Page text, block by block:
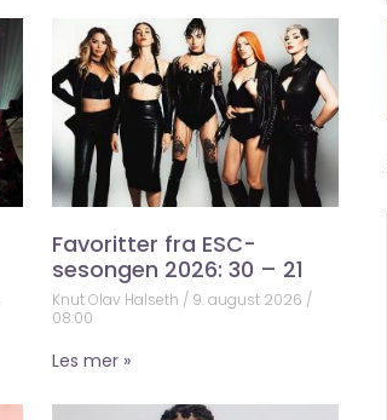
Favoritter fra ESC-
sesongen 2026: 30 – 21
Knut Olav Halseth
9. august 2026
08:00
Les mer »